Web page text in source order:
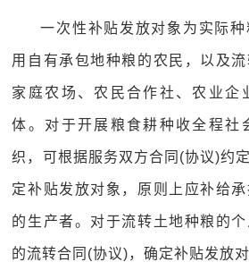
一次性补贴发放对象为实际种
用自有承包地种粮的农民，以及流
家庭农场、农民合作社、农业企
体。对于开展粮食耕种收全程社
织，可根据服务双方合同(协议)约
定补贴发放对象，原则上应补给
的生产者。对于流转土地种粮的
的流转合同(协议)，确定补贴发放对